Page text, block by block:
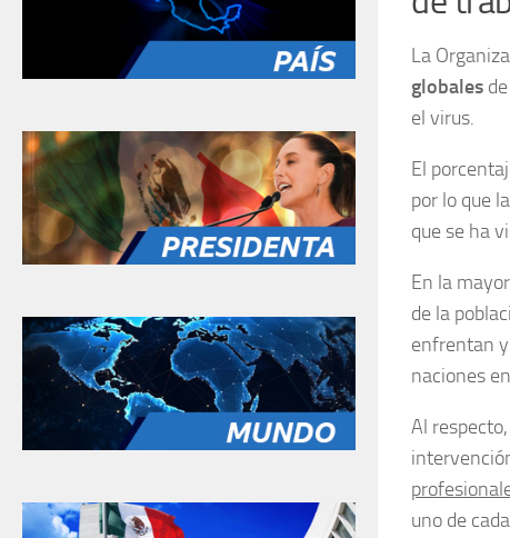
La
globales de
el virus.
El
por lo que la
que se ha
En la
de la
enfrentan y
naciones
Al
uno de